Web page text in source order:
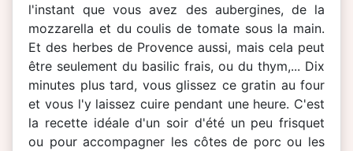
l'instant que vous avez des aubergines, de la
mozzarella et du coulis de tomate sous la main.
Et des herbes de Provence aussi, mais cela peut
être seulement du basilic frais, ou du thym,... Dix
minutes plus tard, vous glissez ce gratin au four
et vous l'y laissez cuire pendant une heure. C'est
la recette idéale d'un soir d'été un peu frisquet
ou pour accompagner les côtes de porc ou les